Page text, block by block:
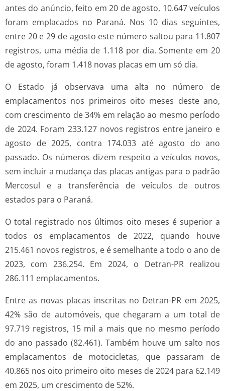
antes do anúncio, feito em 20 de agosto, 10.647 veículos
foram emplacados no Paraná. Nos 10 dias seguintes,
entre 20 e 29 de agosto este número saltou para 11.807
registros, uma média de 1.118 por dia. Somente em 20
de agosto, foram 1.418 novas placas em um só dia.
O Estado já observava uma alta no número de
emplacamentos nos primeiros oito meses deste ano,
com crescimento de 34% em relação ao mesmo período
de 2024. Foram 233.127 novos registros entre janeiro e
agosto de 2025, contra 174.033 até agosto do ano
passado. Os números dizem respeito a veículos novos,
sem incluir a mudança das placas antigas para o padrão
Mercosul e a transferência de veículos de outros
estados para o Paraná.
O total registrado nos últimos oito meses é superior a
todos os emplacamentos de 2022, quando houve
215.461 novos registros, e é semelhante a todo o ano de
2023, com 236.254. Em 2024, o Detran-PR realizou
286.111 emplacamentos.
Entre as novas placas inscritas no Detran-PR em 2025,
42% são de automóveis, que chegaram a um total de
97.719 registros, 15 mil a mais que no mesmo período
do ano passado (82.461). Também houve um salto nos
emplacamentos de motocicletas, que passaram de
40.865 nos oito primeiro oito meses de 2024 para 62.149
em 2025, um crescimento de 52%.